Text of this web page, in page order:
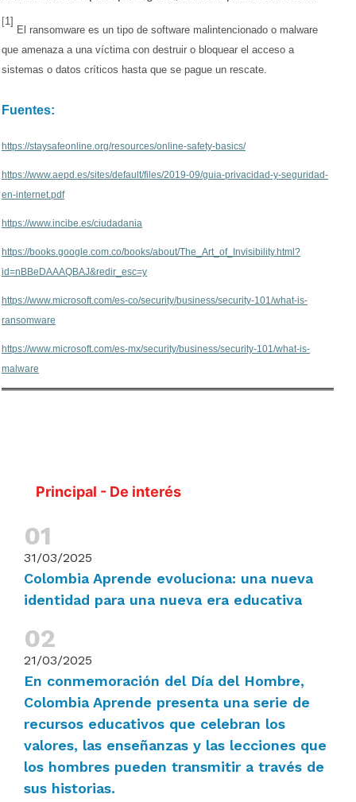
[1]
El ransomware es un tipo de software malintencionado o malware
que amenaza a una víctima con destruir o bloquear el acceso a
sistemas o datos críticos hasta que se pague un rescate.
Fuentes:
https://staysafeonline.org/resources/online-safety-basics/
https://www.aepd.es/sites/default/files/2019-09/guia-privacidad-y-seguridad-
en-internet.pdf
https://www.incibe.es/ciudadania
https://books.google.com.co/books/about/The_Art_of_Invisibility.html?
id=nBBeDAAAQBAJ&redir_esc=y
https://www.microsoft.com/es-co/security/business/security-101/what-is-
ransomware
https://www.microsoft.com/es-mx/security/business/security-101/what-is-
malware
Principal - De interés
31/03/2025
Colombia Aprende evoluciona: una nueva
identidad para una nueva era educativa
21/03/2025
En conmemoración del Día del Hombre,
Colombia Aprende presenta una serie de
recursos educativos que celebran los
valores, las enseñanzas y las lecciones que
los hombres pueden transmitir a través de
sus historias.